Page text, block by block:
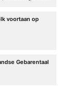
voortaan op
Gebarentaal